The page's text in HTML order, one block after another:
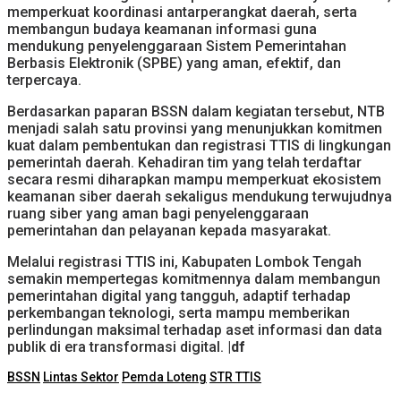
memperkuat koordinasi antarperangkat daerah, serta
membangun budaya keamanan informasi guna
mendukung penyelenggaraan Sistem Pemerintahan
Berbasis Elektronik (SPBE) yang aman, efektif, dan
terpercaya.
Berdasarkan paparan BSSN dalam kegiatan tersebut, NTB
menjadi salah satu provinsi yang menunjukkan komitmen
kuat dalam pembentukan dan registrasi TTIS di lingkungan
pemerintah daerah. Kehadiran tim yang telah terdaftar
secara resmi diharapkan mampu memperkuat ekosistem
keamanan siber daerah sekaligus mendukung terwujudnya
ruang siber yang aman bagi penyelenggaraan
pemerintahan dan pelayanan kepada masyarakat.
Melalui registrasi TTIS ini, Kabupaten Lombok Tengah
semakin mempertegas komitmennya dalam membangun
pemerintahan digital yang tangguh, adaptif terhadap
perkembangan teknologi, serta mampu memberikan
perlindungan maksimal terhadap aset informasi dan data
publik di era transformasi digital. |df
BSSN Lintas Sektor Pemda Loteng STR TTIS